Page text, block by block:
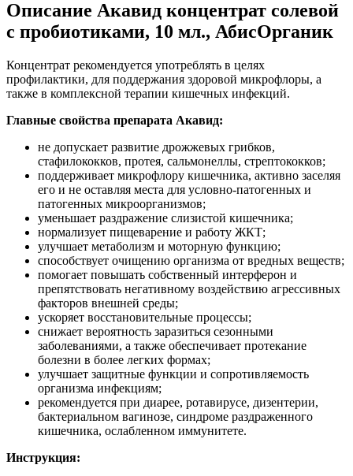
Описание Акавид концентрат солевой
с пробиотиками, 10 мл., АбисОрганик
Концентрат рекомендуется употреблять в целях
профилактики, для поддержания здоровой микрофлоры, а
также в комплексной терапии кишечных инфекций.
Главные свойства препарата Акавид:
не допускает развитие дрожжевых грибков,
стафилококков, протея, сальмонеллы, стрептококков;
поддерживает микрофлору кишечника, активно заселяя
его и не оставляя места для условно-патогенных и
патогенных микроорганизмов;
уменьшает раздражение слизистой кишечника;
нормализует пищеварение и работу ЖКТ;
улучшает метаболизм и моторную функцию;
способствует очищению организма от вредных веществ;
помогает повышать собственный интерферон и
препятствовать негативному воздействию агрессивных
факторов внешней среды;
ускоряет восстановительные процессы;
снижает вероятность заразиться сезонными
заболеваниями, а также обеспечивает протекание
болезни в более легких формах;
улучшает защитные функции и сопротивляемость
организма инфекциям;
рекомендуется при диарее, ротавирусе, дизентерии,
бактериальном вагинозе, синдроме раздраженного
кишечника, ослабленном иммунитете.
Инструкция: